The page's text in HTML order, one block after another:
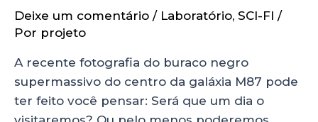
Deixe um comentário / Laboratório, SCI-FI /
Por projeto
A recente fotografia do buraco negro
supermassivo do centro da galáxia M87 pode
ter feito você pensar: Será que um dia o